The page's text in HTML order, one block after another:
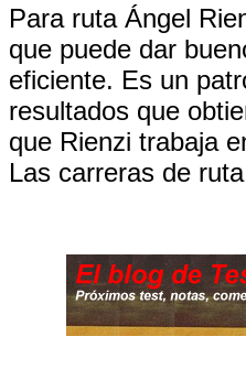
Para ruta Ángel
que puede dar
eficiente. Es un
resultados que
que Rienzi trabaja
Las carreras de